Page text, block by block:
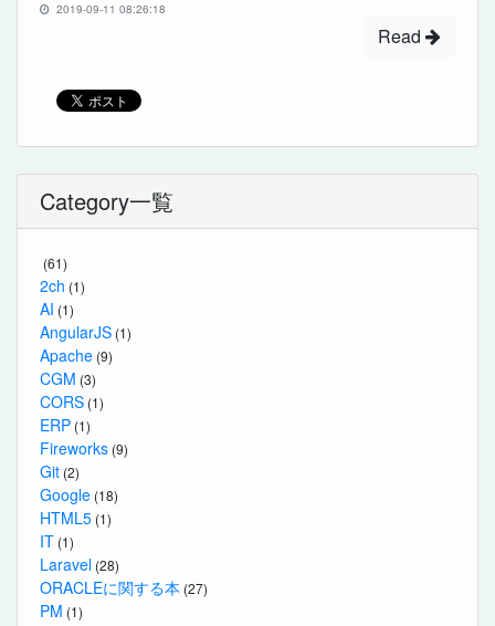
2019-09-11 08:26:18
Read
Category一覧
(61)
2ch (1)
AI (1)
AngularJS (1)
Apache (9)
CGM (3)
CORS (1)
ERP (1)
Fireworks (9)
Git (2)
Google (18)
HTML5 (1)
IT (1)
Laravel (28)
ORACLEに関する本 (27)
PM (1)